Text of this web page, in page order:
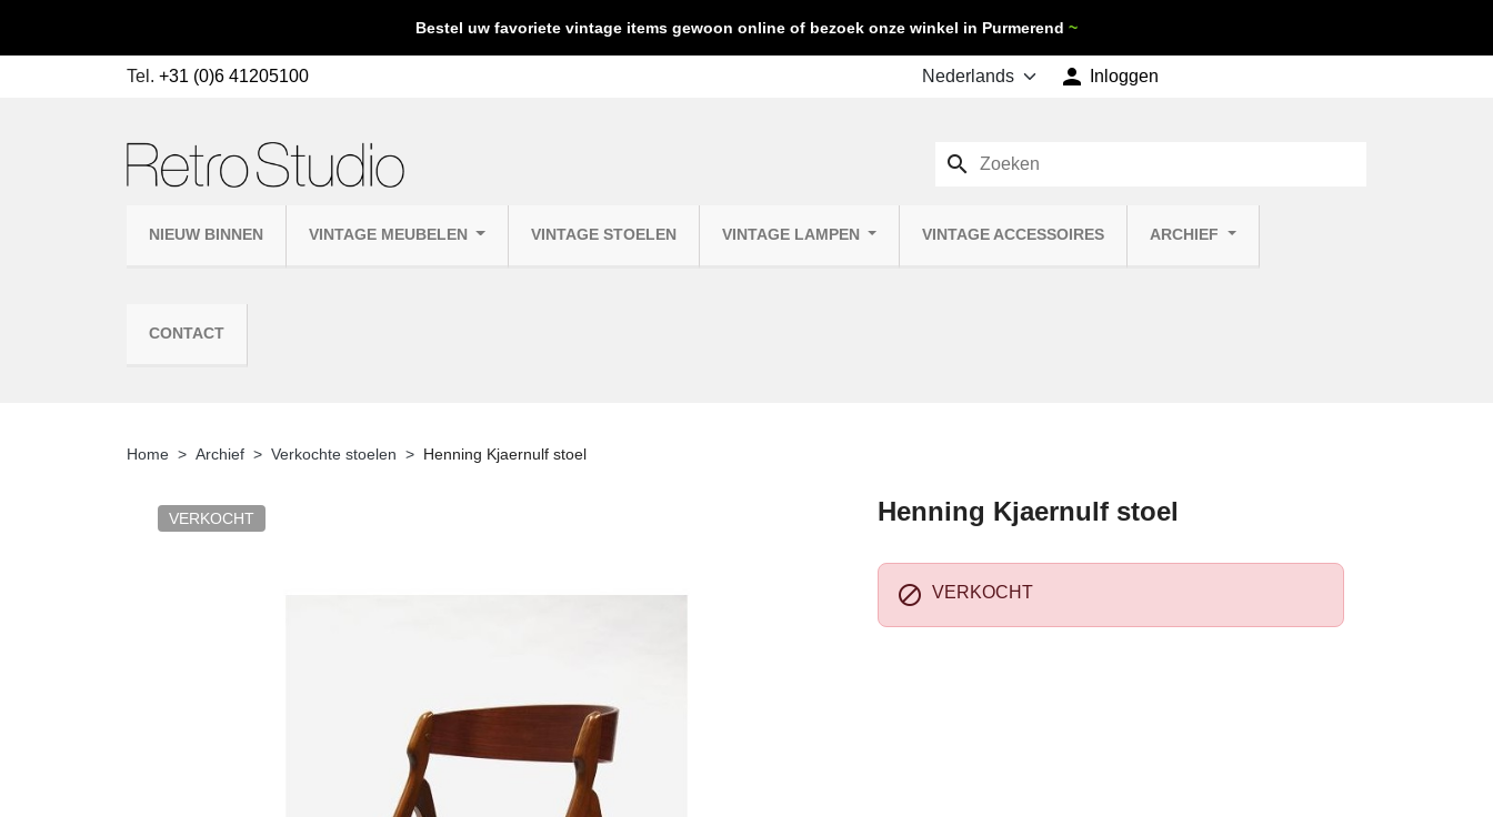
Bestel uw favoriete vintage items gewoon online of bezoek onze winkel in Purmerend ~
Tel. +31 (0)6 41205100  Inloggen
NIEUW BINNEN VINTAGE MEUBELEN VINTAGE STOELEN VINTAGE LAMPEN VINTAGE ACCESSOIRES ARCHIEF
CONTACT
search
Home Archief Verkochte stoelen Henning Kjaernulf stoel
VERKOCHT Henning Kjaernulf stoel
 VERKOCHT